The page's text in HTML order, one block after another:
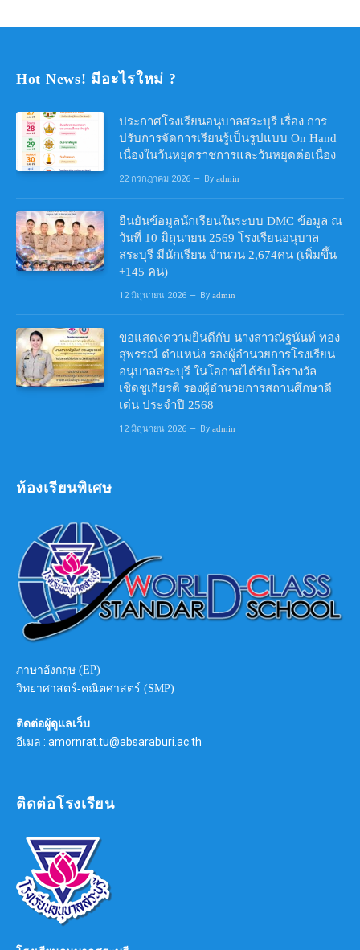
Hot News! มีอะไรใหม่ ?
ประกาศโรงเรียนอนุบาลสระบุรี เรื่อง การ
ปรับการจัดการเรียนรู้เป็นรูปแบบ On Hand
เนื่องในวันหยุดราชการและวันหยุดต่อเนื่อง
22 กรกฎาคม 2026 By admin
ยืนยันข้อมูลนักเรียนในระบบ DMC ข้อมูล ณ
วันที่ 10 มิถุนายน 2569 โรงเรียนอนุบาล
สระบุรี มีนักเรียน จำนวน 2,674คน (เพิ่มขึ้น
+145 คน)
12 มิถุนายน 2026 By admin
ขอแสดงความยินดีกับ นางสาวณัฐนันท์ ทอง
สุพรรณ์ ตำแหน่ง รองผู้อำนวยการโรงเรียน
อนุบาลสระบุรี ในโอกาสได้รับโล่รางวัล
เชิดชูเกียรติ รองผู้อำนวยการสถานศึกษาดี
เด่น ประจำปี 2568
12 มิถุนายน 2026 By admin
ห้องเรียนพิเศษ
ภาษาอังกฤษ (EP)
วิทยาศาสตร์-คณิตศาสตร์ (SMP)
ติดต่อผู้ดูแลเว็บ
อีเมล : amornrat.tu@absaraburi.ac.th
ติดต่อโรงเรียน